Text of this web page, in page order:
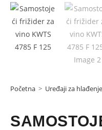
Početna > Uređaji za hlađenje